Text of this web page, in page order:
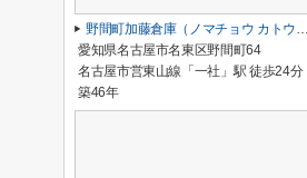
野間町加藤倉庫（ノマチョウ カトウ ソウコ）【 倉庫系おすすめ 】
愛知県名古屋市名東区野間町64
名古屋市営東山線「一社」駅 徒歩24分
築46年